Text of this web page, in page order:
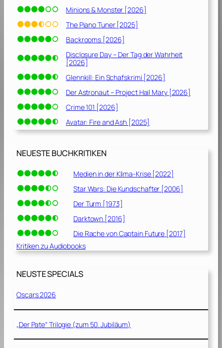
S
t
a
t
2
0
2
2
]
Minions & Monster [2026]
The Piano Tuner [2025]
Backrooms [2026]
Disclosure Day – Der Tag der Wahrheit
[2026]
Glennkill: Ein Schafskrimi [2026]
Der Astronaut – Project Hail Mary [2026]
Crime 101 [2026]
Avatar: Fire and Ash [2025]
NEUESTE BUCHKRITIKEN
Medien in der Klima-Krise [2022]
Star Wars: Die Kundschafter [2006]
Der Turm [1973]
Darktown [2016]
Die Rache von Captain Future [2017]
Kritiken zu Audiobooks
NEUSTE SPECIALS
Oscars 2026
„Der Pate“ Trilogie (zum 50. Jubiläum)